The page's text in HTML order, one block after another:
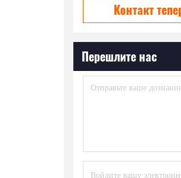
Контакт
Перешлите нас